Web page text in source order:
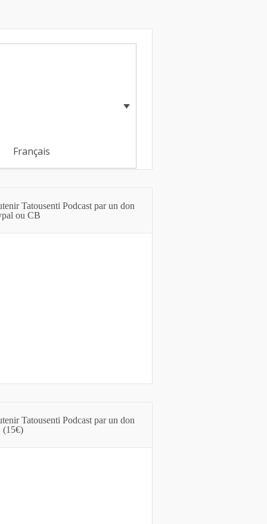
Français
Français
Tatousenti Podcast par un don
ou CB
Tatousenti Podcast par un don
(15€)